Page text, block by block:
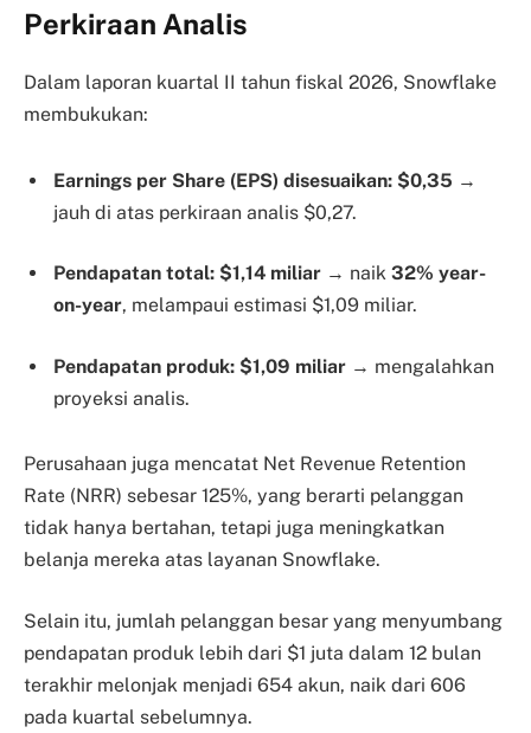
Perkiraan Analis
Dalam laporan kuartal II tahun fiskal 2026, Snowflake
membukukan:
Earnings per Share (EPS) disesuaikan: $0,35 →
jauh di atas perkiraan analis $0,27.
Pendapatan total: $1,14 miliar → naik 32% year-
on-year, melampaui estimasi $1,09 miliar.
Pendapatan produk: $1,09 miliar → mengalahkan
proyeksi analis.
Perusahaan juga mencatat Net Revenue Retention
Rate (NRR) sebesar 125%, yang berarti pelanggan
tidak hanya bertahan, tetapi juga meningkatkan
belanja mereka atas layanan Snowflake.
Selain itu, jumlah pelanggan besar yang menyumbang
pendapatan produk lebih dari $1 juta dalam 12 bulan
terakhir melonjak menjadi 654 akun, naik dari 606
pada kuartal sebelumnya.